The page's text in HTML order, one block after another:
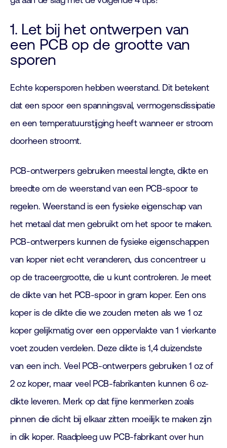
1. Let bij het ontwerpen van
een PCB op de grootte van
sporen
Echte kopersporen hebben weerstand. Dit betekent
dat een spoor een spanningsval, vermogensdissipatie
en een temperatuurstijging heeft wanneer er stroom
doorheen stroomt.
PCB-ontwerpers gebruiken meestal lengte, dikte en
breedte om de weerstand van een PCB-spoor te
regelen. Weerstand is een fysieke eigenschap van
het metaal dat men gebruikt om het spoor te maken.
PCB-ontwerpers kunnen de fysieke eigenschappen
van koper niet echt veranderen, dus concentreer u
op de traceergrootte, die u kunt controleren. Je meet
de dikte van het PCB-spoor in gram koper. Een ons
koper is de dikte die we zouden meten als we 1 oz
koper gelijkmatig over een oppervlakte van 1 vierkante
voet zouden verdelen. Deze dikte is 1,4 duizendste
van een inch. Veel PCB-ontwerpers gebruiken 1 oz of
2 oz koper, maar veel PCB-fabrikanten kunnen 6 oz-
dikte leveren. Merk op dat fijne kenmerken zoals
pinnen die dicht bij elkaar zitten moeilijk te maken zijn
in dik koper. Raadpleeg uw PCB-fabrikant over hun